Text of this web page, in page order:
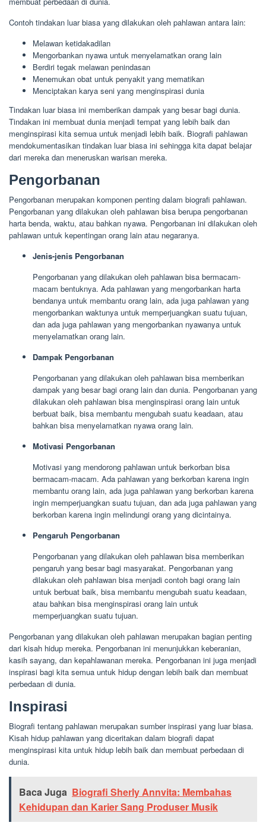
Contoh tindakan luar biasa yang dilakukan oleh pahlawan antara lain:
Melawan ketidakadilan
Mengorbankan nyawa untuk menyelamatkan orang lain
Berdiri tegak melawan penindasan
Menemukan obat untuk penyakit yang mematikan
Menciptakan karya seni yang menginspirasi dunia
Tindakan luar biasa ini memberikan dampak yang besar bagi dunia.
Tindakan ini membuat dunia menjadi tempat yang lebih baik dan
menginspirasi kita semua untuk menjadi lebih baik. Biografi pahlawan
mendokumentasikan tindakan luar biasa ini sehingga kita dapat belajar
dari mereka dan meneruskan warisan mereka.
Pengorbanan
Pengorbanan merupakan komponen penting dalam biografi pahlawan.
Pengorbanan yang dilakukan oleh pahlawan bisa berupa pengorbanan
harta benda, waktu, atau bahkan nyawa. Pengorbanan ini dilakukan oleh
pahlawan untuk kepentingan orang lain atau negaranya.
Jenis-jenis Pengorbanan
Pengorbanan yang dilakukan oleh pahlawan bisa bermacam-
macam bentuknya. Ada pahlawan yang mengorbankan harta
bendanya untuk membantu orang lain, ada juga pahlawan yang
mengorbankan waktunya untuk memperjuangkan suatu tujuan,
dan ada juga pahlawan yang mengorbankan nyawanya untuk
menyelamatkan orang lain.
Dampak Pengorbanan
Pengorbanan yang dilakukan oleh pahlawan bisa memberikan
dampak yang besar bagi orang lain dan dunia. Pengorbanan yang
dilakukan oleh pahlawan bisa menginspirasi orang lain untuk
berbuat baik, bisa membantu mengubah suatu keadaan, atau
bahkan bisa menyelamatkan nyawa orang lain.
Motivasi Pengorbanan
Motivasi yang mendorong pahlawan untuk berkorban bisa
bermacam-macam. Ada pahlawan yang berkorban karena ingin
membantu orang lain, ada juga pahlawan yang berkorban karena
ingin memperjuangkan suatu tujuan, dan ada juga pahlawan yang
berkorban karena ingin melindungi orang yang dicintainya.
Pengaruh Pengorbanan
Pengorbanan yang dilakukan oleh pahlawan bisa memberikan
pengaruh yang besar bagi masyarakat. Pengorbanan yang
dilakukan oleh pahlawan bisa menjadi contoh bagi orang lain
untuk berbuat baik, bisa membantu mengubah suatu keadaan,
atau bahkan bisa menginspirasi orang lain untuk
memperjuangkan suatu tujuan.
Pengorbanan yang dilakukan oleh pahlawan merupakan bagian penting
dari kisah hidup mereka. Pengorbanan ini menunjukkan keberanian,
kasih sayang, dan kepahlawanan mereka. Pengorbanan ini juga menjadi
inspirasi bagi kita semua untuk hidup dengan lebih baik dan membuat
perbedaan di dunia.
Inspirasi
Biografi tentang pahlawan merupakan sumber inspirasi yang luar biasa.
Kisah hidup pahlawan yang diceritakan dalam biografi dapat
menginspirasi kita untuk hidup lebih baik dan membuat perbedaan di
dunia.
Baca Juga Biografi Sherly Annvita: Membahas
Kehidupan dan Karier Sang Produser Musik